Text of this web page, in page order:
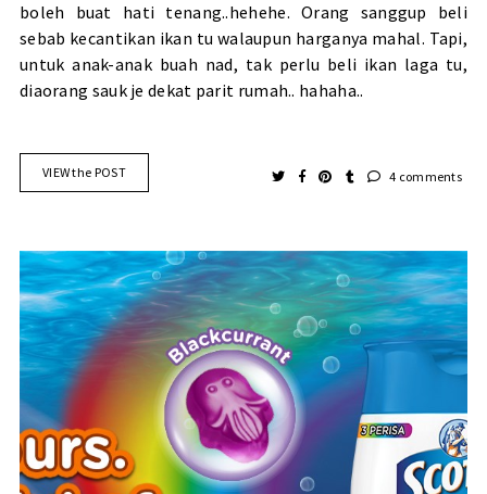
boleh buat hati tenang..hehehe. Orang sanggup beli
sebab kecantikan ikan tu walaupun harganya mahal. Tapi,
untuk anak-anak buah nad, tak perlu beli ikan laga tu,
diaorang sauk je dekat parit rumah.. hahaha..
VIEW the POST 4 comments